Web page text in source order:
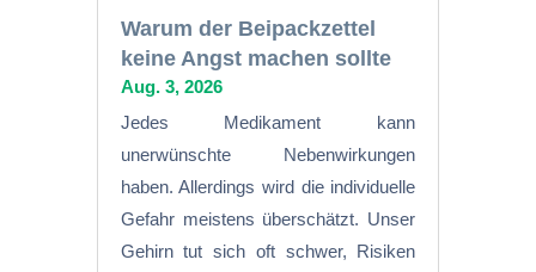
Warum der Beipackzettel
keine Angst machen sollte
Aug. 3, 2026
Jedes Medikament kann
unerwünschte Nebenwirkungen
haben. Allerdings wird die individuelle
Gefahr meistens überschätzt. Unser
Gehirn tut sich oft schwer, Risiken